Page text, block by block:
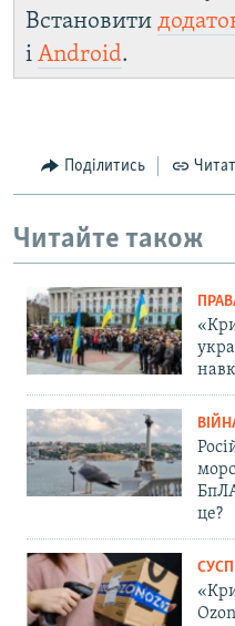
Встановити
і Android.
Поділитись
Читайте також
це?